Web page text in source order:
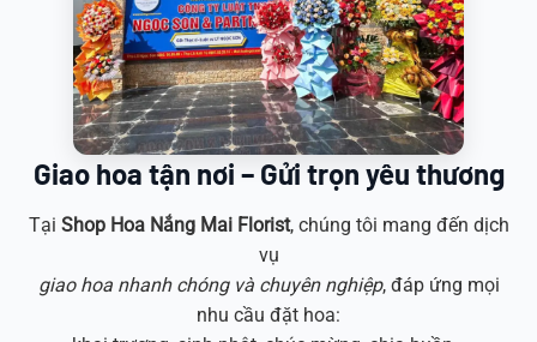
Giao hoa tận nơi – Gửi trọn yêu thương
Tại Shop Hoa Nắng Mai Florist, chúng tôi mang đến dịch
vụ
giao hoa nhanh chóng và chuyên nghiệp, đáp ứng mọi
nhu cầu đặt hoa: